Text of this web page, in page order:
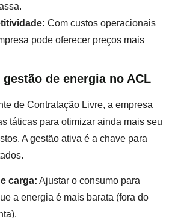
Com custos operacionais
pode oferecer preços mais
de energia no ACL
de Contratação Livre, a empresa
táticas para otimizar ainda mais seu
A gestão ativa é a chave para
carga: Ajustar o consumo para
a energia é mais barata (fora do